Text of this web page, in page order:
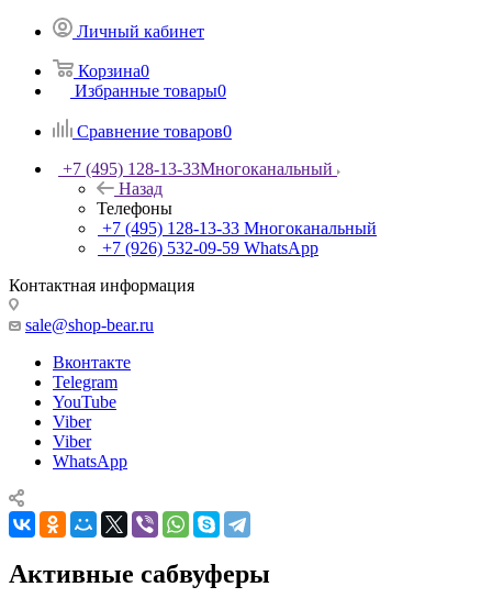
Личный кабинет
Корзина0
Избранные товары0
Сравнение товаров0
+7 (495) 128-13-33Многоканальный
Назад
Телефоны
+7 (495) 128-13-33 Многоканальный
+7 (926) 532-09-59 WhatsApp
Контактная информация
sale@shop-bear.ru
Вконтакте
Telegram
YouTube
Viber
Viber
WhatsApp
Активные сабвуферы